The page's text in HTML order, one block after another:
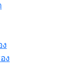
ง
ง